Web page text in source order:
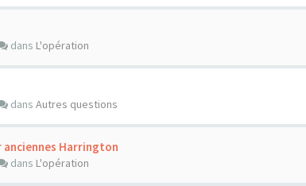
dans L'opération
dans Autres questions
Harrington
dans L'opération